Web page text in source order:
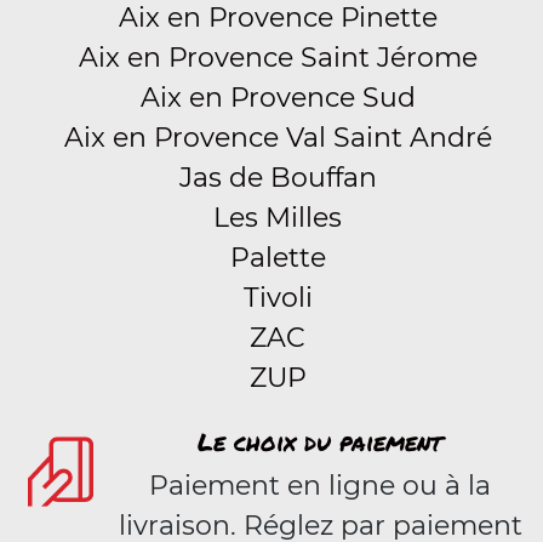
Aix en Provence Pinette
Aix en Provence Saint Jérome
Aix en Provence Sud
Aix en Provence Val Saint André
Jas de Bouffan
Les Milles
Palette
Tivoli
ZAC
ZUP
Le choix du paiement
Paiement en ligne ou à la
livraison. Réglez par paiement